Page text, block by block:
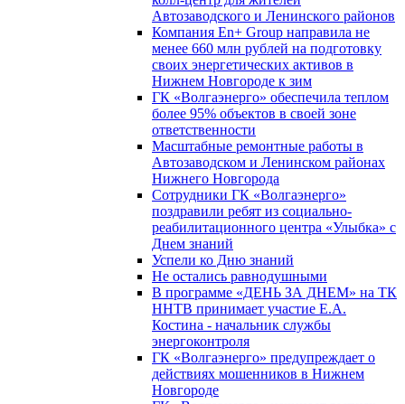
Автозаводского и Ленинского районов
Компания En+ Group направила не
менее 660 млн рублей на подготовку
своих энергетических активов в
Нижнем Новгороде к зим
ГК «Волгаэнерго» обеспечила теплом
более 95% объектов в своей зоне
ответственности
Масштабные ремонтные работы в
Автозаводском и Ленинском районах
Нижнего Новгорода
Сотрудники ГК «Волгаэнерго»
поздравили ребят из социально-
реабилитационного центра «Улыбка» с
Днем знаний
Успели ко Дню знаний
Не остались равнодушными
В программе «ДЕНЬ ЗА ДНЕМ» на ТК
ННТВ принимает участие Е.А.
Костина - начальник службы
энергоконтроля
ГК «Волгаэнерго» предупреждает о
действиях мошенников в Нижнем
Новгороде